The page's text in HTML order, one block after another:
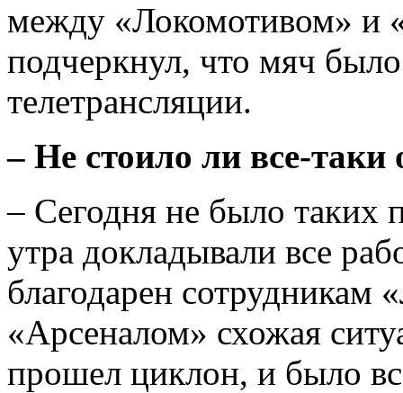
между «Локомотивом» и
подчеркнул, что мяч
телетрансляции.
– Не стоило ли все-таки
– Сегодня не было таких
утра докладывали все
благодарен сотрудникам
«Арсеналом» схожая
прошел циклон, и было